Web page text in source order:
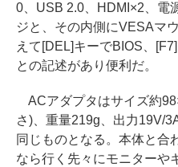
0、USB 2.0、HDMI×2、電
ジと、その内側にVESAマ
えて[DEL]キーでBIOS、
との記述があり便利だ。
ACアダプタはサイズ約
さ)、重量219g、出力19V/
同じものとなる。本体と合
なら行く先々にモニターや